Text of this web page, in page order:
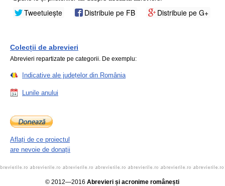
Tweetuiește Distribuie pe FB Distribuie pe G+
Colecții de abrevieri
Abrevieri repartizate pe categorii. De exemplu:
Indicative ale județelor din România
Lunile anului
Aflați de ce proiectul
are nevoie de donații
© 2012—2016 Abrevieri și acronime românești